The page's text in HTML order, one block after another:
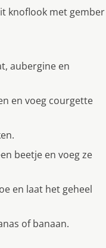
knoflook met gember
aubergine en
en voeg courgette
beetje en voeg ze
en laat het geheel
of banaan.